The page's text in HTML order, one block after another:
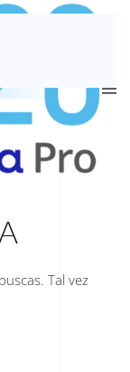
Tal vez